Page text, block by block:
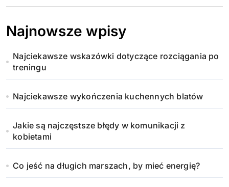
Najnowsze wpisy
Najciekawsze wskazówki dotyczące rozciągania po
treningu
Najciekawsze wykończenia kuchennych blatów
Jakie są najczęstsze błędy w komunikacji z
kobietami
Co jeść na długich marszach, by mieć energię?